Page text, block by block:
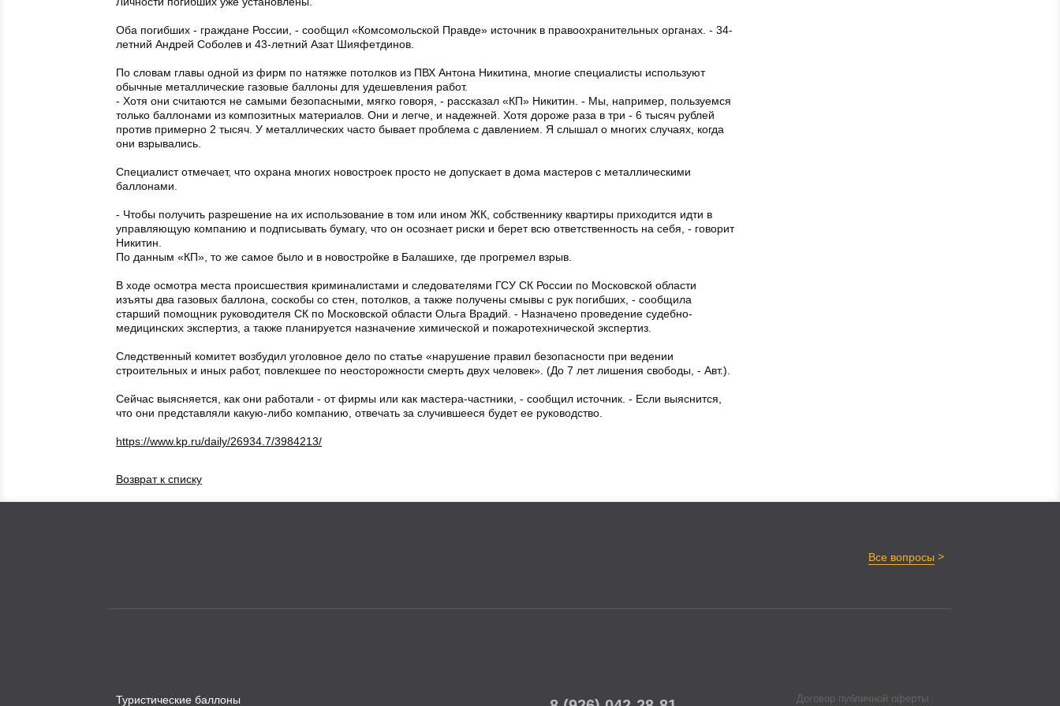
Оба погибших - граждане России, - сообщил «Комсомольской Правде» источник в правоохранительных органах. - 34-
летний Андрей Соболев и 43-летний Азат Шияфетдинов.
По словам главы одной из фирм по натяжке потолков из ПВХ Антона Никитина, многие специалисты используют
обычные металлические газовые баллоны для удешевления работ.
- Хотя они считаются не самыми безопасными, мягко говоря, - рассказал «КП» Никитин. - Мы, например, пользуемся
только баллонами из композитных материалов. Они и легче, и надежней. Хотя дороже раза в три - 6 тысяч рублей
против примерно 2 тысяч. У металлических часто бывает проблема с давлением. Я слышал о многих случаях, когда
они взрывались.
Специалист отмечает, что охрана многих новостроек просто не допускает в дома мастеров с металлическими
баллонами.
- Чтобы получить разрешение на их использование в том или ином ЖК, собственнику квартиры приходится идти в
управляющую компанию и подписывать бумагу, что он осознает риски и берет всю ответственность на себя, - говорит
Никитин.
По данным «КП», то же самое было и в новостройке в Балашихе, где прогремел взрыв.
В ходе осмотра места происшествия криминалистами и следователями ГСУ СК России по Московской области
изъяты два газовых баллона, соскобы со стен, потолков, а также получены смывы с рук погибших, - сообщила
старший помощник руководителя СК по Московской области Ольга Врадий. - Назначено проведение судебно-
медицинских экспертиз, а также планируется назначение химической и пожаротехнической экспертиз.
Следственный комитет возбудил уголовное дело по статье «нарушение правил безопасности при ведении
строительных и иных работ, повлекшее по неосторожности смерть двух человек». (До 7 лет лишения свободы, - Авт.).
Сейчас выясняется, как они работали - от фирмы или как мастера-частники, - сообщил источник. - Если выяснится,
что они представляли какую-либо компанию, отвечать за случившееся будет ее руководство.
https://www.kp.ru/daily/26934.7/3984213/
Возврат к списку
Все вопросы >
Туристические баллоны Договор публичной оферты